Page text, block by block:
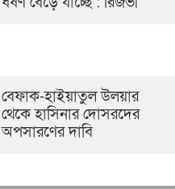
বেফাক-হাইয়াতুল উলয়ার
থেকে হাসিনার দোসরদের
অপসারণের দাবি